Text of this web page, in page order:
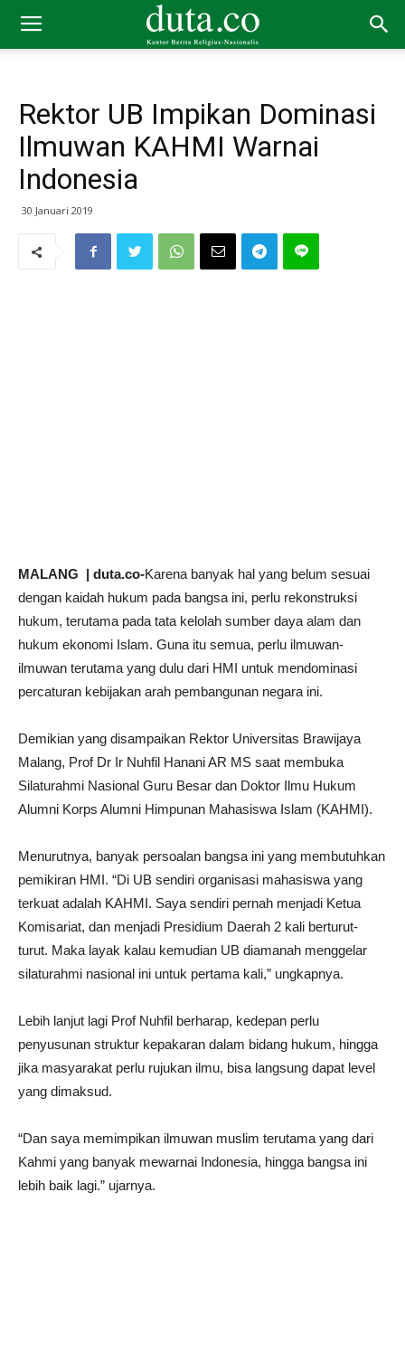
Rektor UB Impikan Dominasi
Ilmuwan KAHMI Warnai
Indonesia
30 Januari 2019
MALANG | duta.co-Karena banyak hal yang belum sesuai
dengan kaidah hukum pada bangsa ini, perlu rekonstruksi
hukum, terutama pada tata kelolah sumber daya alam dan
hukum ekonomi Islam. Guna itu semua, perlu ilmuwan-
ilmuwan terutama yang dulu dari HMI untuk mendominasi
percaturan kebijakan arah pembangunan negara ini.
Demikian yang disampaikan Rektor Universitas Brawijaya
Malang, Prof Dr Ir Nuhfil Hanani AR MS saat membuka
Silaturahmi Nasional Guru Besar dan Doktor Ilmu Hukum
Alumni Korps Alumni Himpunan Mahasiswa Islam (KAHMI).
Menurutnya, banyak persoalan bangsa ini yang membutuhkan
pemikiran HMI. “Di UB sendiri organisasi mahasiswa yang
terkuat adalah KAHMI. Saya sendiri pernah menjadi Ketua
Komisariat, dan menjadi Presidium Daerah 2 kali berturut-
turut. Maka layak kalau kemudian UB diamanah menggelar
silaturahmi nasional ini untuk pertama kali,” ungkapnya.
Lebih lanjut lagi Prof Nuhfil berharap, kedepan perlu
penyusunan struktur kepakaran dalam bidang hukum, hingga
jika masyarakat perlu rujukan ilmu, bisa langsung dapat level
yang dimaksud.
“Dan saya memimpikan ilmuwan muslim terutama yang dari
Kahmi yang banyak mewarnai Indonesia, hingga bangsa ini
lebih baik lagi.” ujarnya.